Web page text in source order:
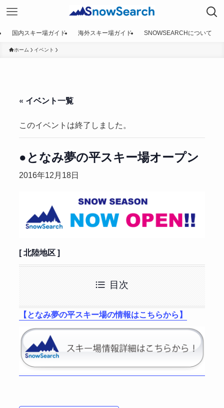
国内スキー場ガイド 海外スキー場ガイド SNOWSEARCHについて
ホーム イベント
« イベント一覧
このイベントは終了しました。
●となみ夢の平スキー場オープン
2016年12月18日
[ 北陸地区 ]
目次
【となみ夢の平スキー場の情報はこちらから】